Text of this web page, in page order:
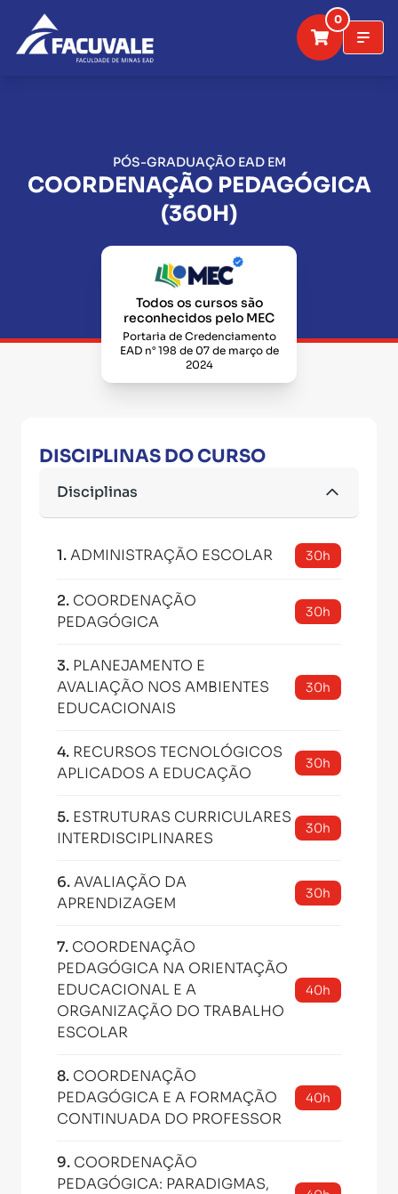
0
PÓS-GRADUAÇÃO EAD EM
COORDENAÇÃO PEDAGÓGICA
(360H)
Todos os cursos são
reconhecidos pelo MEC
Portaria de Credenciamento
EAD n° 198 de 07 de março de
2024
DISCIPLINAS DO CURSO
Disciplinas
1.ADMINISTRAÇÃO ESCOLAR 30h
2. COORDENAÇÃO
PEDAGÓGICA
30h
3. PLANEJAMENTO E
AVALIAÇÃO NOS AMBIENTES
EDUCACIONAIS
30h
4. RECURSOS TECNOLÓGICOS
APLICADOS A EDUCAÇÃO
30h
5. ESTRUTURAS CURRICULARES
INTERDISCIPLINARES
30h
6.AVALIAÇÃO DA
APRENDIZAGEM
30h
7. COORDENAÇÃO
PEDAGÓGICA NA ORIENTAÇÃO
EDUCACIONAL E A
ORGANIZAÇÃO DO TRABALHO
ESCOLAR
40h
8. COORDENAÇÃO
PEDAGÓGICA E A FORMAÇÃO
CONTINUADA DO PROFESSOR
40h
9. COORDENAÇÃO
PEDAGÓGICA: PARADIGMAS,